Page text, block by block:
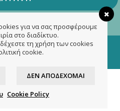
©doubletrouble.gr
by
για να σας προσφέρουμε
στο διαδίκτυο.
τη χρήση των cookies
cookie.
ΔΕΝ ΑΠΟΔΈΧΟΜΑΙ
Cookie Policy